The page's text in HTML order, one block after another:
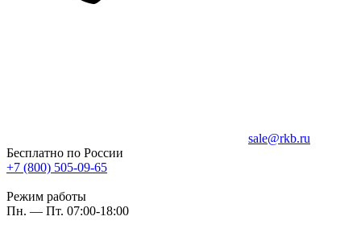
sale@rkb.ru
Бесплатно по России
+7 (800) 505-09-65
Режим работы
Пн. — Пт. 07:00-18:00